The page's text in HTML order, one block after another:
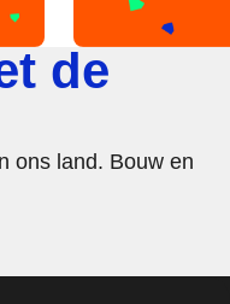
de
ons land. Bouw en